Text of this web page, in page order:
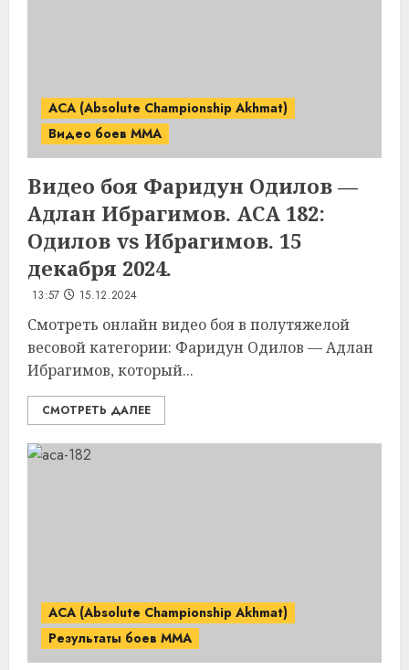
ACA (Absolute Championship Akhmat)
Видео боев MMA
Видео боя Фаридун Одилов —
Адлан Ибрагимов. ACA 182:
Одилов vs Ибрагимов. 15
декабря 2024.
13:57 15.12.2024
Смотреть онлайн видео боя в полутяжелой
весовой категории: Фаридун Одилов — Адлан
Ибрагимов, который...
СМОТРЕТЬ ДАЛЕЕ
ACA (Absolute Championship Akhmat)
Результаты боев MMA